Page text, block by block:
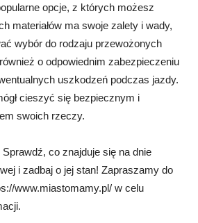
opcje, z których możesz
materiałów ma swoje zalety i wady,
wybór do rodzaju przewożonych
o odpowiednim zabezpieczeniu
uszkodzeń podczas jazdy.
cieszyć się bezpiecznym i
swoich rzeczy.
Sprawdź, co znajduje się na dnie
i zadbaj o jej stan! Zapraszamy do
www.miastomamy.pl/ w celu